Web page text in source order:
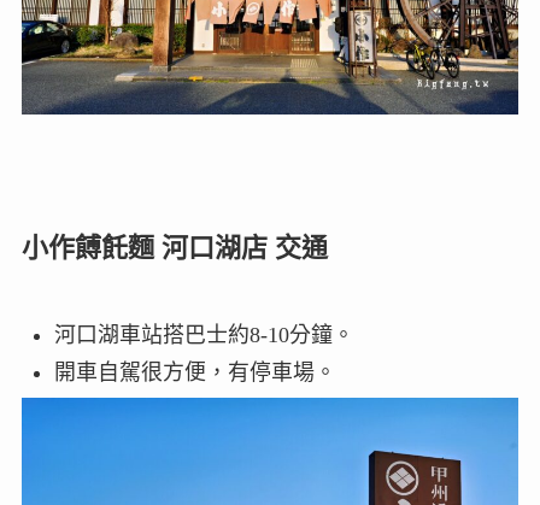
小作餺飥麵 河口湖店 交通
河口湖車站搭巴士約8-10分鐘。
開車自駕很方便，有停車場。